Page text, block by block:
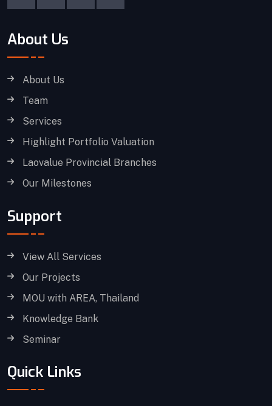
About Us
About Us
Team
Services
Highlight Portfolio Valuation
Laovalue Provincial Branches
Our Milestones
Support
View All Services
Our Projects
MOU with AREA, Thailand
Knowledge Bank
Seminar
Quick Links